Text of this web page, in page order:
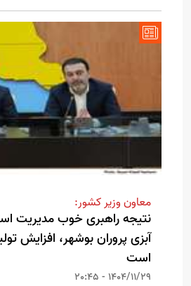
معاون وزیر کشور:
نتیجه راهبری خوب مدیریت
آبزی پروران بوشهر، افزایش
است
1404/11/29 - 20:45